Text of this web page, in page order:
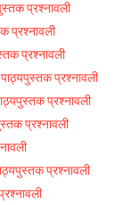
प्रश्नावली
प्रश्नावली
प्रश्नावली
पाठ्यपुस्तक प्रश्नावली
प्रश्नावली
प्रश्नावली
प्रश्नावली